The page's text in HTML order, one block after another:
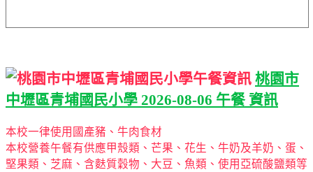
桃園市
中壢區青埔國民小學 2026-08-06 午餐 資訊
本校一律使用國產豬、牛肉食材
本校營養午餐有供應甲殼類、芒果、花生、牛奶及羊奶、蛋、
堅果類、芝麻、含麩質穀物、大豆、魚類、使用亞硫酸鹽類等